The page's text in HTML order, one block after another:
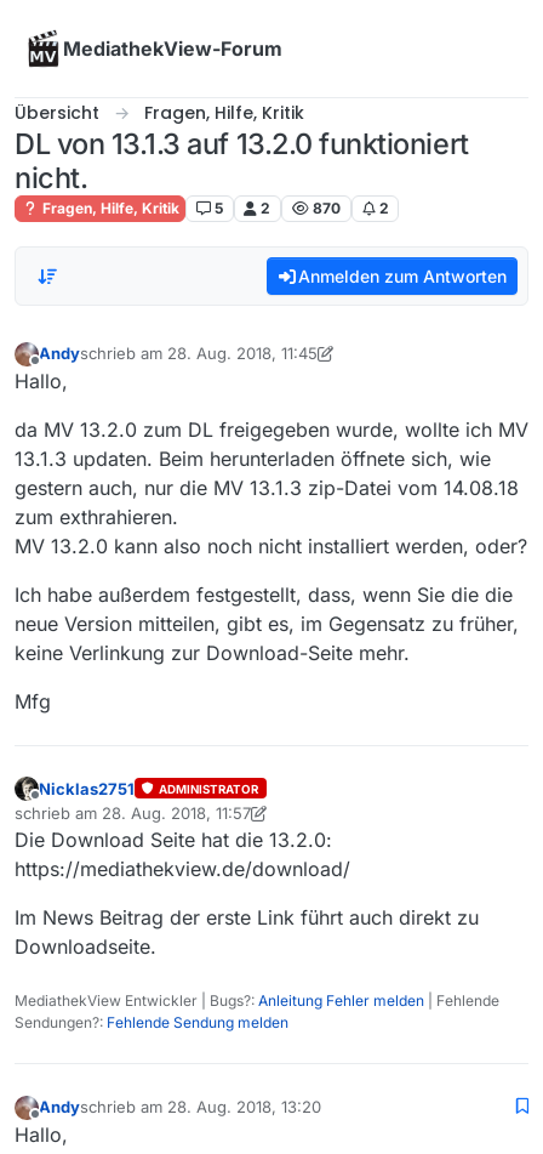
MediathekView-Forum
Übersicht Fragen, Hilfe, Kritik
DL von 13.1.3 auf 13.2.0 funktioniert
nicht.
Fragen, Hilfe, Kritik 5 2 870 2
Anmelden zum Antworten
Offline
Andyschrieb am 28. Aug. 2018, 11:45
zuletzt editiert von Andy
Hallo,
da MV 13.2.0 zum DL freigegeben wurde, wollte ich MV
13.1.3 updaten. Beim herunterladen öffnete sich, wie
gestern auch, nur die MV 13.1.3 zip-Datei vom 14.08.18
zum exthrahieren.
MV 13.2.0 kann also noch nicht installiert werden, oder?
Ich habe außerdem festgestellt, dass, wenn Sie die die
neue Version mitteilen, gibt es, im Gegensatz zu früher,
keine Verlinkung zur Download-Seite mehr.
Mfg
Offline
Nicklas2751 ADMINISTRATOR
schrieb am 28. Aug. 2018, 11:57
zuletzt editiert von Nicklas2751
Die Download Seite hat die 13.2.0:
https://mediathekview.de/download/
Im News Beitrag der erste Link führt auch direkt zu
Downloadseite.
MediathekView Entwickler | Bugs?: Anleitung Fehler melden | Fehlende
Sendungen?: Fehlende Sendung melden
Offline
Andyschrieb am 28. Aug. 2018, 13:20
zuletzt editiert von
Hallo,